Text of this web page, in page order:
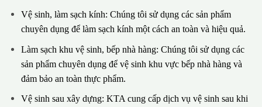
Vệ sinh, làm sạch kính: Chúng tôi sử dụng các sản phẩm
chuyên dụng để làm sạch kính một cách an toàn và hiệu quả.
Làm sạch khu vệ sinh, bếp nhà hàng: Chúng tôi sử dụng các
sản phẩm chuyên dụng để vệ sinh khu vực bếp nhà hàng và
đảm bảo an toàn thực phẩm.
Vệ sinh sau xây dựng: KTA cung cấp dịch vụ vệ sinh sau khi